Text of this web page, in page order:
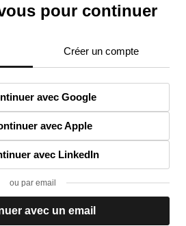
pour continuer
Créer un compte
avec Google
avec Apple
avec LinkedIn
ou par email
avec un email